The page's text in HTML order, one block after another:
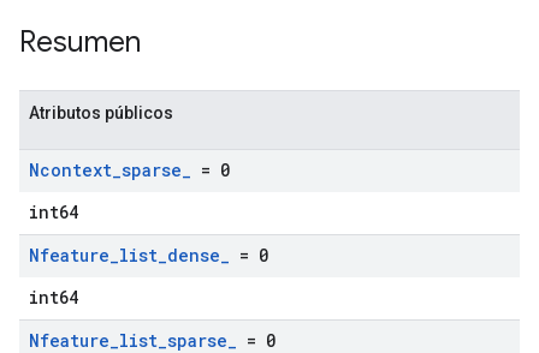
Resumen
Atributos públicos
Ncontext_sparse_ = 0
int64
Nfeature_list_dense_ = 0
int64
Nfeature_list_sparse_ = 0